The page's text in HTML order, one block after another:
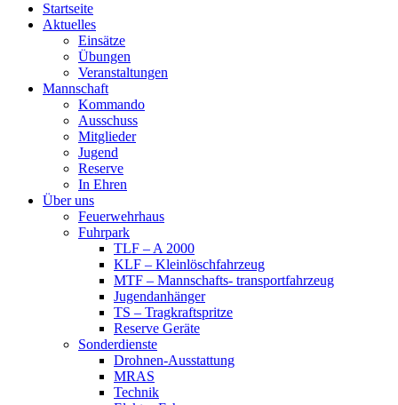
Startseite
Aktuelles
Einsätze
Übungen
Veranstaltungen
Mannschaft
Kommando
Ausschuss
Mitglieder
Jugend
Reserve
In Ehren
Über uns
Feuerwehrhaus
Fuhrpark
TLF – A 2000
KLF – Kleinlöschfahrzeug
MTF – Mannschafts- transportfahrzeug
Jugendanhänger
TS – Tragkraftspritze
Reserve Geräte
Sonderdienste
Drohnen-Ausstattung
MRAS
Technik